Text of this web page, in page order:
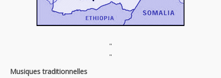
"
"
Musiques traditionnelles